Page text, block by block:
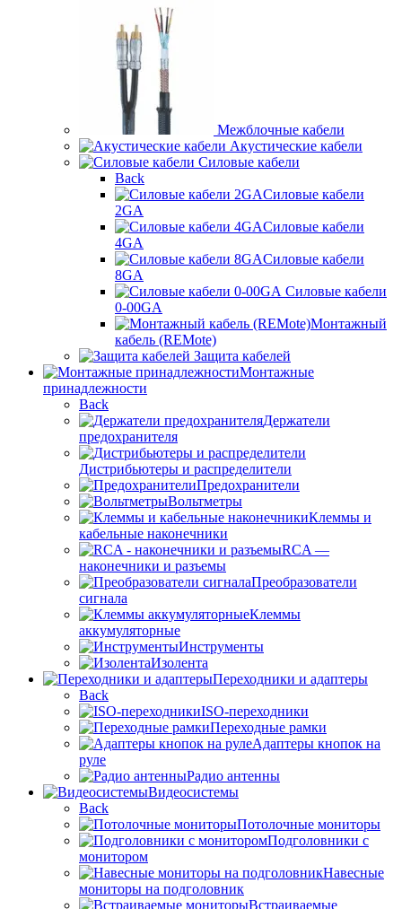
Межблочные кабели
Акустические кабели
Силовые кабели
Back
Силовые кабели
2GA
Силовые кабели
4GA
Силовые кабели
8GA
Силовые кабели
0-00GA
Монтажный
кабель (REMote)
Защита кабелей
Монтажные
принадлежности
Back
Держатели
предохранителя
Дистрибьютеры и распределители
Предохранители
Вольтметры
Клеммы и
кабельные наконечники
RCA —
наконечники и разъемы
Преобразователи
сигнала
Клеммы
аккумуляторные
Инструменты
Изолента
Переходники и адаптеры
Back
ISO-переходники
Переходные рамки
Адаптеры кнопок на
руле
Радио антенны
Видеосистемы
Back
Потолочные мониторы
Подголовники с
монитором
Навесные
мониторы на подголовник
Встраиваемые